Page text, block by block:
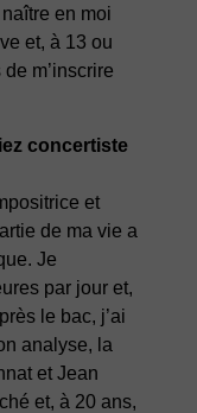
en moi
et, à 13 ou
m’inscrire
concertiste
et
de ma vie a
Je
par jour et,
le bac, j’ai
analyse, la
et Jean
et, à 20 ans,